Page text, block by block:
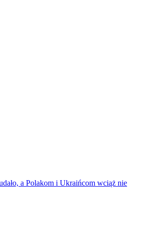
a Polakom i Ukraińcom wciąż nie